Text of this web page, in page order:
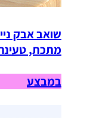
שואב אבק
מתכת,
במבצע